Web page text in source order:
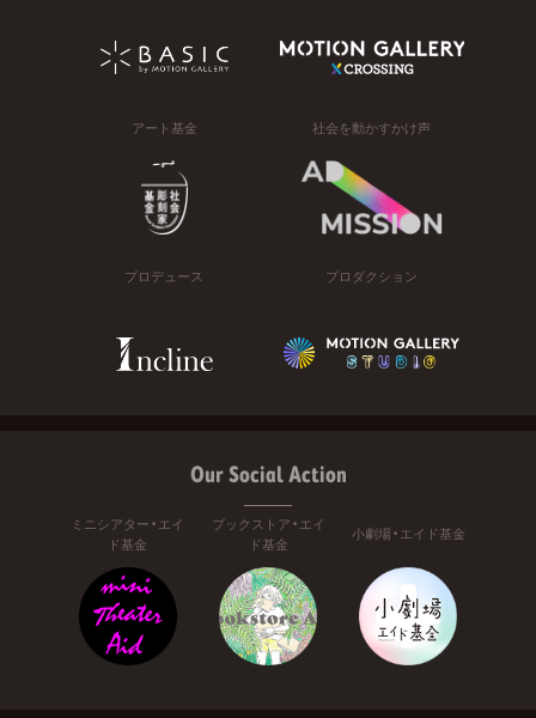
アート基金 社会を動かすかけ声
プロデュース プロダクション
Our Social Action
ミニシアター・エイ
ド基金
ブックストア・エイ
ド基金
小劇場・エイド基金